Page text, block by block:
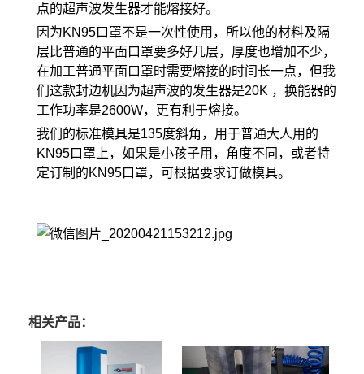
点的超声波发生器才能熔接好。
因为KN95口罩不是一次性使用，所以他的材料及隔
层比普通的平面口罩要多好几层，厚度也增加不少，
在加工普通平面口罩时需要熔接的时间长一点，但我
们这款封边机因为超声波的发生器是20K ，换能器的
工作功率是2600W，更有利于熔接。
我们的标准模具是135度斜角，用于普通大人用的
KN95口罩上，如果是小孩子用，角度不同，或者特
定订制的KN95口罩，可根据要求订做模具。
相关产品：